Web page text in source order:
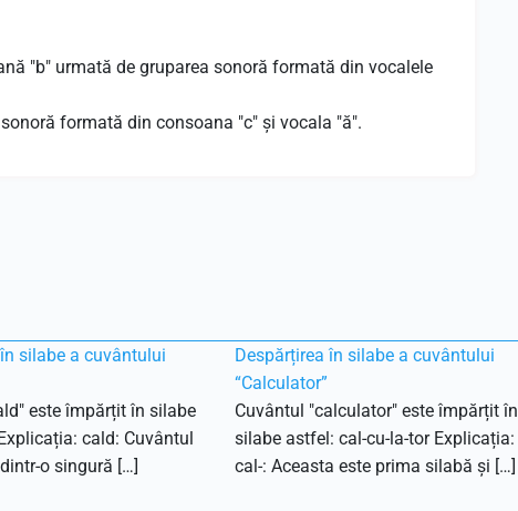
"b" urmată de gruparea sonoră formată din vocalele
formată din consoana "c" și vocala "ă".
silabe a cuvântului
este împărțit în silabe
cald: Cuvântul
o singură […]
Despărțirea în silabe a cuvântului
“Calculator”
Cuvântul "calculator" este împărțit în
silabe astfel: cal-cu-la-tor Explicația:
cal-: Aceasta este prima silabă și […]